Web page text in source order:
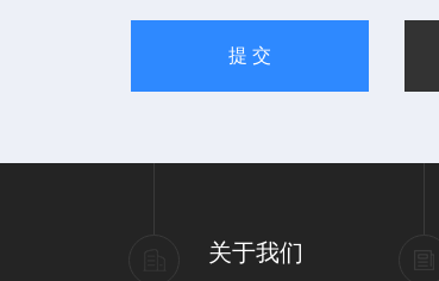
关于我们